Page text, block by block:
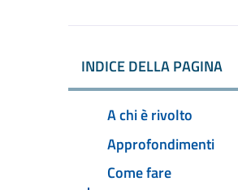
INDICE DELLA PAGINA
A chi è rivolto
Approfondimenti
Come fare